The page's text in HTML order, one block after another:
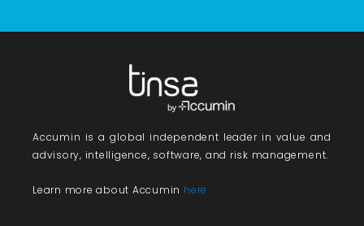
Accumin is a global independent leader in value and
advisory, intelligence, software, and risk management.
Learn more about Accumin here